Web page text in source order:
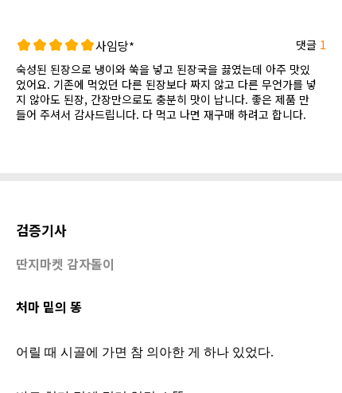
사임당* 댓글 1
숙성된 된장으로 냉이와 쑥을 넣고 된장국을 끓였는데 아주 맛있
었어요. 기존에 먹었던 다른 된장보다 짜지 않고 다른 무언가를 넣
지 않아도 된장, 간장만으로도 충분히 맛이 납니다. 좋은 제품 만
들어 주셔서 감사드립니다. 다 먹고 나면 재구매 하려고 합니다.
검증기사
딴지마켓 감자돌이
처마 밑의 똥
어릴 때 시골에 가면 참 의아한 게 하나 있었다.